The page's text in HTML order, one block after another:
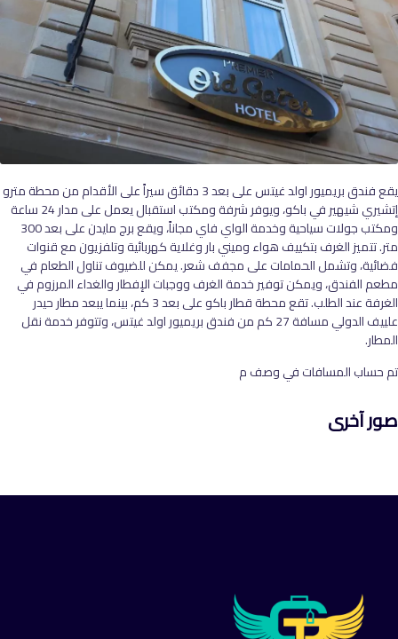
يقع فندق بريميور اولد غيتس على بعد 3 دقائق سيراً على الأقدام من محطة مترو
إتشيري شيهير في باكو، ويوفر شرفة ومكتب استقبال يعمل على مدار 24 ساعة
ومكتب جولات سياحية وخدمة الواي فاي مجاناً، ويقع برج مايدن على بعد 300
متر. تتميز الغرف بتكييف هواء وميني بار وغلاية كهربائية وتلفزيون مع قنوات
فضائية، وتشمل الحمامات على مجفف شعر. يمكن للضيوف تناول الطعام في
مطعم الفندق، ويمكن توفير خدمة الغرف ووجبات الإفطار والغداء المرزوم في
الغرفة عند الطلب. تقع محطة قطار باكو على بعد 3 كم، بينما يبعد مطار حيدر
علييف الدولي مسافة 27 كم من فندق بريميور اولد غيتس، وتتوفر خدمة نقل
المطار.
تم حساب المسافات في وصف م
صور آخرى